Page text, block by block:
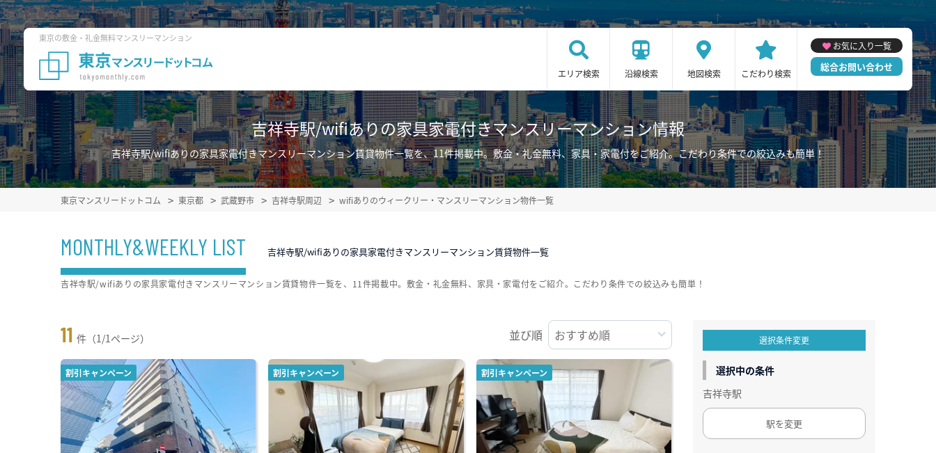
東京の敷金・礼金無料マンスリーマンション
エリア検索 沿線検索 地図検索 こだわり検索
お気に入り一覧
総合お問い合わせ
吉祥寺駅/wifiありの家具家電付きマンスリーマンション情報
吉祥寺駅/wifiありの家具家電付きマンスリーマンション賃貸物件一覧を、11件掲載中。敷金・礼金無料、家具・家電付をご紹介。こだわり条件での絞込みも簡単！
東京マンスリードットコム 東京都 武蔵野市 吉祥寺駅周辺 wifiありのウィークリー・マンスリーマンション物件一覧
MONTHLY&WEEKLY LIST 吉祥寺駅/wifiありの家具家電付きマンスリーマンション賃貸物件一覧
11 件（1/1ページ） 並び順
割引キャンペーン 割引キャンペーン 割引キャンペーン
吉祥寺駅/wifiありの家具家電付きマンスリーマンション賃貸物件一覧を、11件掲載中。敷金・礼金無料、家具・家電付をご紹介。こだわり条件での絞込みも簡単！
選択条件変更
選択中の条件
吉祥寺駅
駅を変更